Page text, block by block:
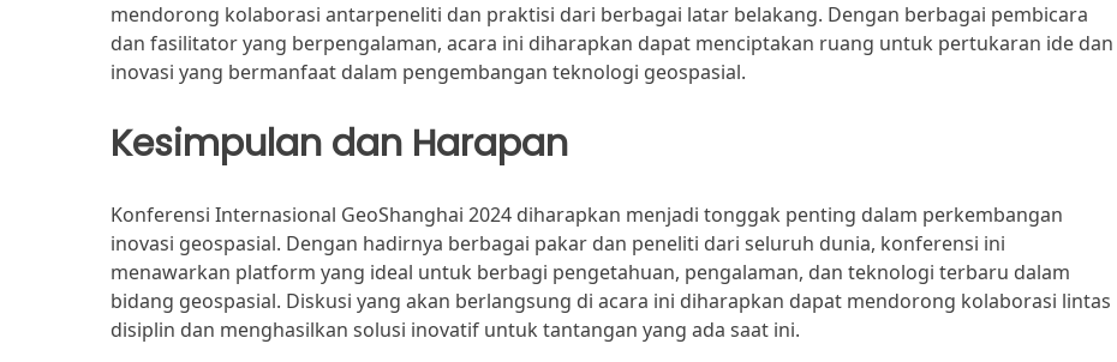
mendorong kolaborasi antarpeneliti dan praktisi dari berbagai latar belakang. Dengan berbagai pembicara
dan fasilitator yang berpengalaman, acara ini diharapkan dapat menciptakan ruang untuk pertukaran ide dan
inovasi yang bermanfaat dalam pengembangan teknologi geospasial.
Kesimpulan dan Harapan
Konferensi Internasional GeoShanghai 2024 diharapkan menjadi tonggak penting dalam perkembangan
inovasi geospasial. Dengan hadirnya berbagai pakar dan peneliti dari seluruh dunia, konferensi ini
menawarkan platform yang ideal untuk berbagi pengetahuan, pengalaman, dan teknologi terbaru dalam
bidang geospasial. Diskusi yang akan berlangsung di acara ini diharapkan dapat mendorong kolaborasi lintas
disiplin dan menghasilkan solusi inovatif untuk tantangan yang ada saat ini.